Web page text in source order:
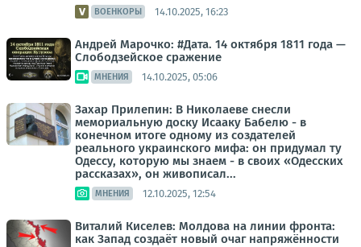
ВОЕНКОРЫ 14.10.2025, 16:23
Андрей Марочко: #Дата. 14 октября 1811 года —
Слободзейское сражение
МНЕНИЯ 14.10.2025, 05:06
Захар Прилепин: В Николаеве снесли
мемориальную доску Исааку Бабелю - в
конечном итоге одному из создателей
реального украинского мифа: он придумал ту
Одессу, которую мы знаем - в своих «Одесских
рассказах», он живописал...
МНЕНИЯ 12.10.2025, 12:54
Виталий Киселев: Молдова на линии фронта:
как Запад создаёт новый очаг напряжённости